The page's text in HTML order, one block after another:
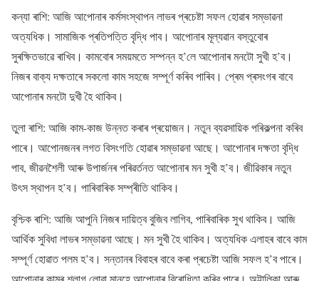
কন্যা ৰাশি: আজি আপোনাৰ কৰ্মসংস্থাপন লাভৰ প্ৰচেষ্টা সফল হোৱাৰ সম্ভাৱনা
অত্যধিক। সামাজিক প্ৰতিপত্তি বৃদ্ধি পাব। আপোনাৰ মূল্যৱান বস্তুবোৰ
সুৰক্ষিতভাৱে ৰাখিব। কামবোৰ সময়মতে সম্পন্ন হ’লে আপোনাৰ মনটো সুখী হ’ব।
নিজৰ বাক্য দক্ষতাৰে সকলো কাম সহজে সম্পূৰ্ণ কৰিব পাৰিব। প্ৰেম প্ৰসংগৰ বাবে
আপোনাৰ মনটো দুখী হৈ থাকিব।
তুলা ৰাশি: আজি কাম-কাজ উন্নত কৰাৰ প্ৰয়োজন। নতুন ব্যৱসায়িক পৰিকল্পনা কৰিব
পাৰে। আপোনজনৰ লগত বিসংগতি হোৱাৰ সম্ভাৱনা আছে। আপোনাৰ দক্ষতা বৃদ্ধি
পাব, জীৱনশৈলী আৰু উপাৰ্জনৰ পৰিৱৰ্তনত আপোনাৰ মন সুখী হ’ব। জীৱিকাৰ নতুন
উৎস স্থাপন হ’ব। পাৰিবাৰিক সম্প্ৰীতি থাকিব।
বৃশ্চিক ৰাশি: আজি আপুনি নিজৰ দায়িত্ব বুজিব লাগিব, পাৰিবাৰিক সুখ থাকিব। আজি
আৰ্থিক সুবিধা লাভৰ সম্ভাৱনা আছে। মন সুখী হৈ থাকিব। অত্যধিক এলাহৰ বাবে কাম
সম্পূৰ্ণ হোৱাত পলম হ’ব। সন্তানৰ বিবাহৰ বাবে কৰা প্ৰচেষ্টা আজি সফল হ’ব পাৰে।